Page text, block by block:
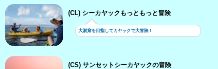
(CL) シーカヤックもっともっと冒険
大洞窟を目指してカヤックで大冒険！
(CS) サンセットシーカヤックの冒険